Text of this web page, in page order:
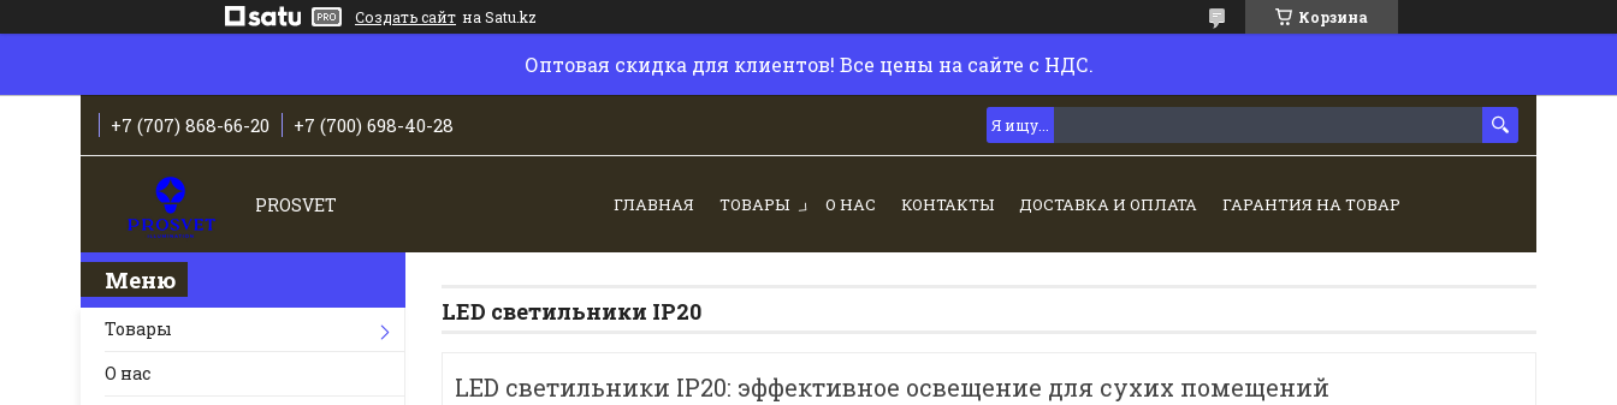
Создать сайт на Satu.kz Корзина
Оптовая скидка для клиентов! Все цены на сайте с НДС.
+7 (707) 868-66-20 +7 (700) 698-40-28
PROSVET ГЛАВНАЯ ТОВАРЫ О НАС КОНТАКТЫ ДОСТАВКА И ОПЛАТА ГАРАНТИЯ НА ТОВАР
LED светильники IP20
LED светильники IP20: эффективное освещение для сухих помещений
Товары
О нас